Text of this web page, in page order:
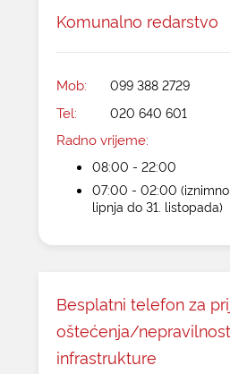
Komunalno redarstvo
Mob: 099 388 2729
Tel: 020 640 601
Radno vrijeme:
08:00 - 22:00
07:00 - 02:00 (iznimno
lipnja do 31. listopada)
Besplatni telefon za
oštećenja/
infrastrukture